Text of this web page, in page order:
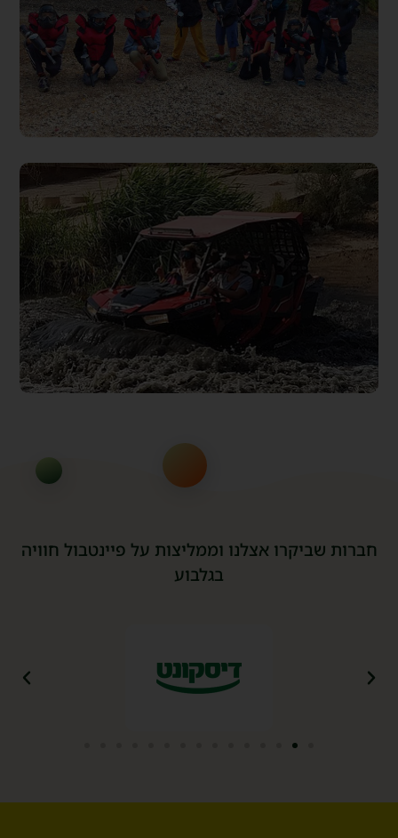
חברות שביקרו אצלנו וממליצות על פיינטבול חוויה
בגלבוע